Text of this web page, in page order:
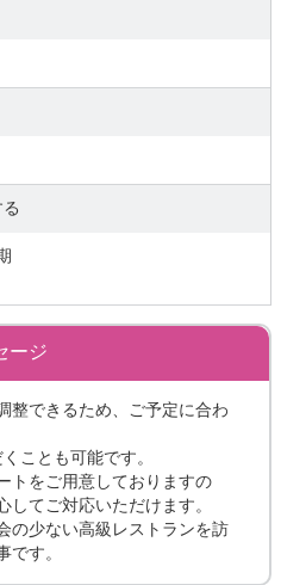
ージ
整できるため、ご予定に合わ
ことも可能です。
トをご用意しておりますの
してご対応いただけます。
の少ない高級レストランを訪
です。